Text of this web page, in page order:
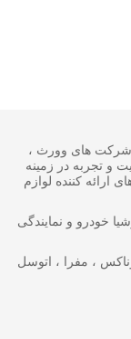
فروش شرکت های وورث ،
و تجربه در زمینه
ارائه کننده لوازم
خودرو و نمایندگی
، مفرا ، اتوسل